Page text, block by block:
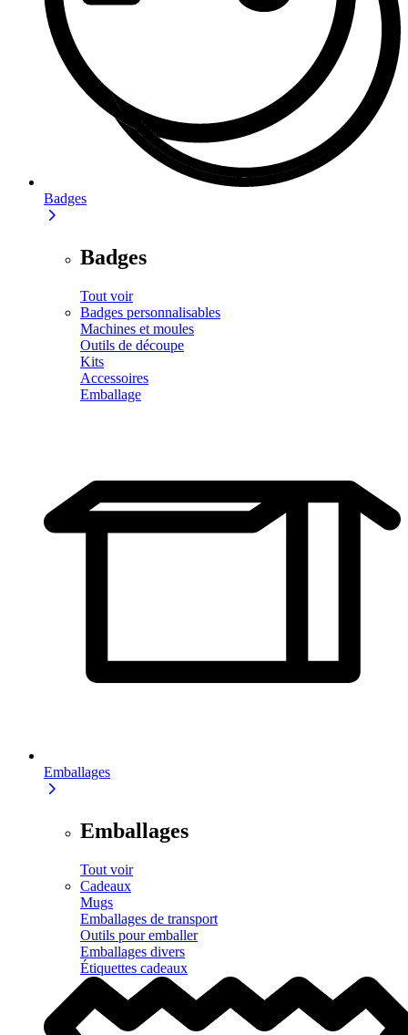
Badges
Badges
Tout voir
Badges personnalisables
Machines et moules
Outils de découpe
Kits
Accessoires
Emballage
Emballages
Emballages
Tout voir
Cadeaux
Mugs
Emballages de transport
Outils pour emballer
Emballages divers
Étiquettes cadeaux